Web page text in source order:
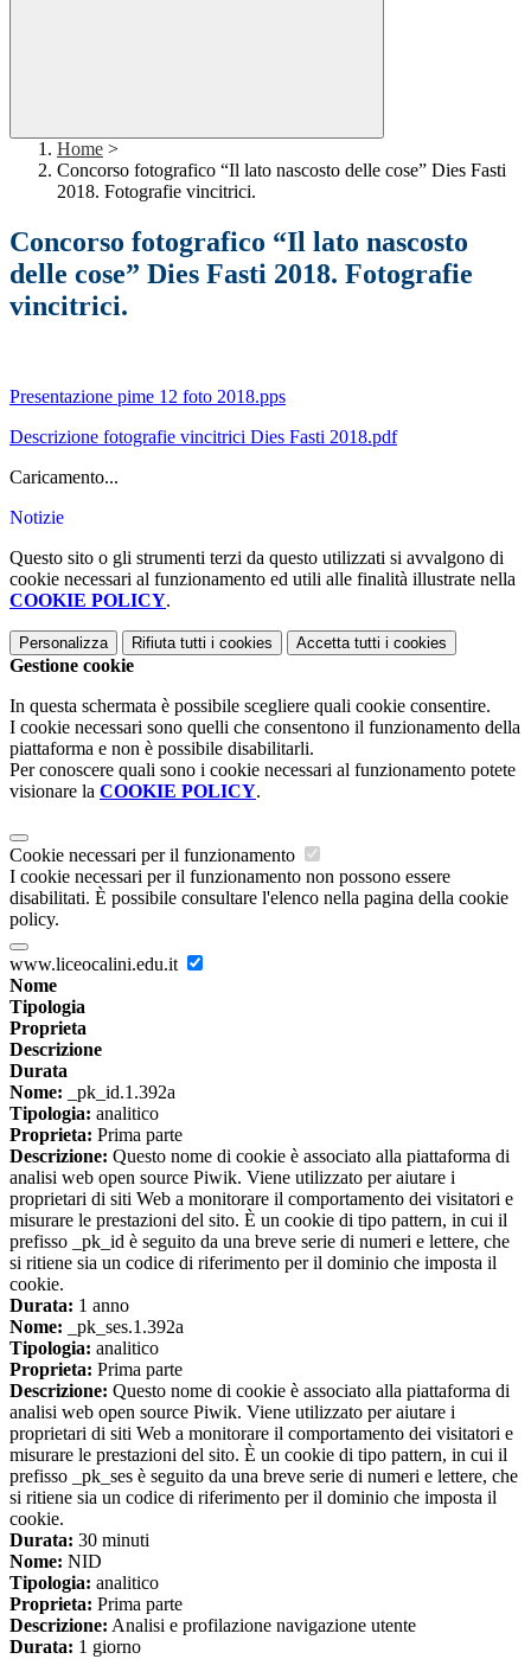
Home >
Concorso fotografico “Il lato nascosto delle cose” Dies Fasti
2018. Fotografie vincitrici.
Concorso fotografico “Il lato nascosto
delle cose” Dies Fasti 2018. Fotografie
vincitrici.
Presentazione pime 12 foto 2018.pps
Descrizione fotografie vincitrici Dies Fasti 2018.pdf
Caricamento...
Notizie
Questo sito o gli strumenti terzi da questo utilizzati si avvalgono di
cookie necessari al funzionamento ed utili alle finalità illustrate nella
COOKIE POLICY.
Personalizza Rifiuta tutti i cookies Accetta tutti i cookies
Gestione cookie
In questa schermata è possibile scegliere quali cookie consentire.
I cookie necessari sono quelli che consentono il funzionamento della
piattaforma e non è possibile disabilitarli.
Per conoscere quali sono i cookie necessari al funzionamento potete
visionare la COOKIE POLICY.
Cookie necessari per il funzionamento
I cookie necessari per il funzionamento non possono essere
disabilitati. È possibile consultare l'elenco nella pagina della cookie
policy.
www.liceocalini.edu.it
Nome
Tipologia
Proprieta
Descrizione
Durata
Nome: _pk_id.1.392a
Tipologia: analitico
Proprieta: Prima parte
Descrizione: Questo nome di cookie è associato alla piattaforma di
analisi web open source Piwik. Viene utilizzato per aiutare i
proprietari di siti Web a monitorare il comportamento dei visitatori e
misurare le prestazioni del sito. È un cookie di tipo pattern, in cui il
prefisso _pk_id è seguito da una breve serie di numeri e lettere, che
si ritiene sia un codice di riferimento per il dominio che imposta il
cookie.
Durata: 1 anno
Nome: _pk_ses.1.392a
Tipologia: analitico
Proprieta: Prima parte
Descrizione: Questo nome di cookie è associato alla piattaforma di
analisi web open source Piwik. Viene utilizzato per aiutare i
proprietari di siti Web a monitorare il comportamento dei visitatori e
misurare le prestazioni del sito. È un cookie di tipo pattern, in cui il
prefisso _pk_ses è seguito da una breve serie di numeri e lettere, che
si ritiene sia un codice di riferimento per il dominio che imposta il
cookie.
Durata: 30 minuti
Nome: NID
Tipologia: analitico
Proprieta: Prima parte
Descrizione: Analisi e profilazione navigazione utente
Durata: 1 giorno